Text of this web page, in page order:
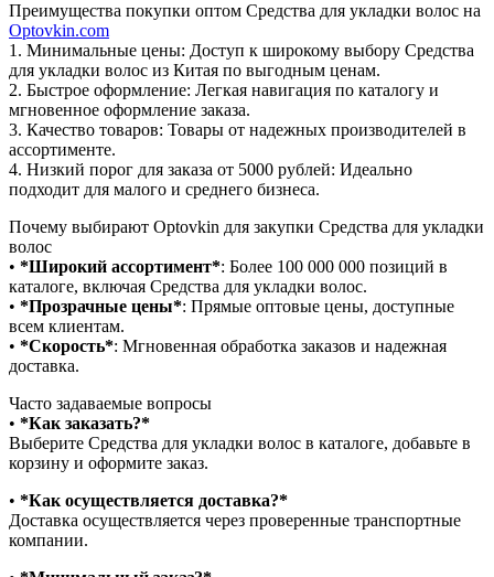
Преимущества покупки оптом Средства для укладки волос на
Optovkin.com
1.⁠ ⁠Минимальные цены: Доступ к широкому выбору Средства
для укладки волос из Китая по выгодным ценам.
2.⁠ ⁠Быстрое оформление: Легкая навигация по каталогу и
мгновенное оформление заказа.
3.⁠ ⁠Качество товаров: Товары от надежных производителей в
ассортименте.
4.⁠ ⁠Низкий порог для заказа от 5000 рублей: Идеально
подходит для малого и среднего бизнеса.
Почему выбирают Optovkin для закупки Средства для укладки
волос
•⁠ ⁠ *Широкий ассортимент*: Более 100 000 000 позиций в
каталоге, включая Средства для укладки волос.
•⁠ ⁠ *Прозрачные цены*: Прямые оптовые цены, доступные
всем клиентам.
•⁠ ⁠ *Скорость*: Мгновенная обработка заказов и надежная
доставка.
Часто задаваемые вопросы
•⁠ ⁠*Как заказать?*
Выберите Средства для укладки волос в каталоге, добавьте в
корзину и оформите заказ.
•⁠ ⁠ *Как осуществляется доставка?*
Доставка осуществляется через проверенные транспортные
компании.